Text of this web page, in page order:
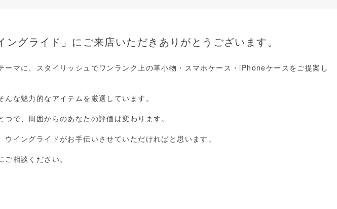
ングライド」にご来店いただきありがとうございます。
ーマに、スタイリッシュでワンランク上の革小物・スマホケース・iPhoneケースをご提案し
な魅力的なアイテムを厳選しています。
で、周囲からのあなたの評価は変わります。
イングライドがお手伝いさせていただければと思います。
相談ください。